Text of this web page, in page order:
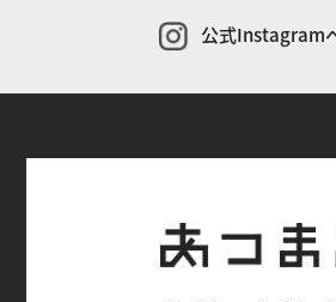
公式Instagram